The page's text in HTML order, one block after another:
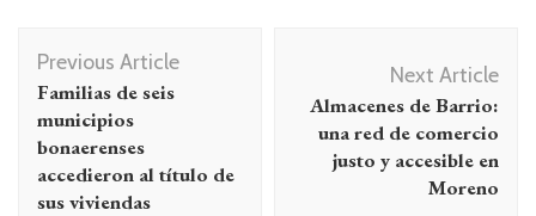
Navegación
de
entradas
Previous Article
Familias de seis
municipios
bonaerenses
accedieron al título de
sus viviendas
Next Article
Almacenes de Barrio:
una red de comercio
justo y accesible en
Moreno